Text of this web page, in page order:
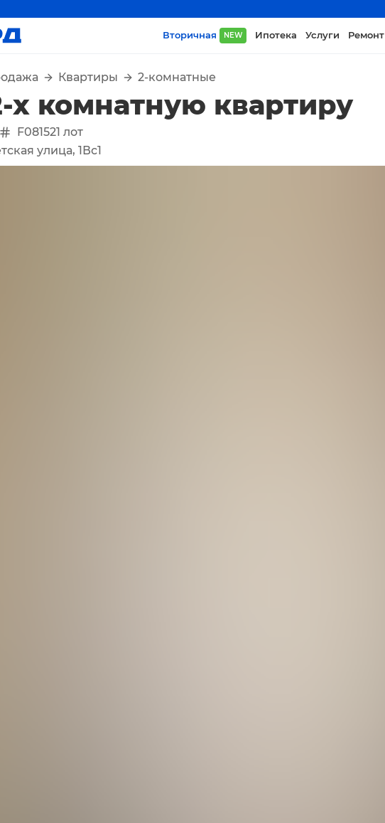
Вторичная NEW Ипотека Услуги Ремонт
Квартиры 2-комнатные
х комнатную квартиру
F081521 лот
улица, 1Вс1